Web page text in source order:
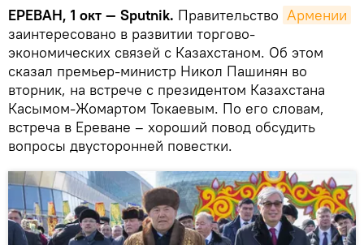
ЕРЕВАН, 1 окт — Sputnik. Правительство Армении
заинтересовано в развитии торгово-
экономических связей с Казахстаном. Об этом
сказал премьер-министр Никол Пашинян во
вторник, на встрече с президентом Казахстана
Касымом-Жомартом Токаевым. По его словам,
встреча в Ереване – хороший повод обсудить
вопросы двусторонней повестки.